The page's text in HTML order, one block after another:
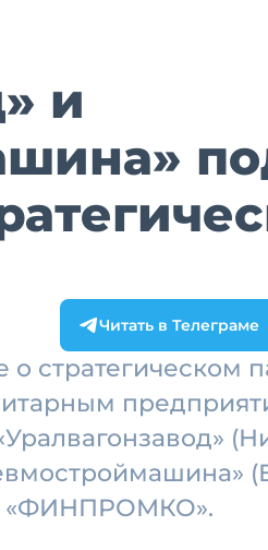
и
Читать в Телеграме
стратегическом
«ФИНПРОМКО».